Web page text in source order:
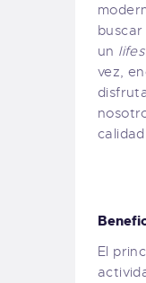
un
vez,
El